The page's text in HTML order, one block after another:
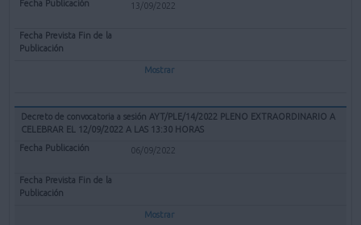
13/09/2022
Mostrar
Decreto de convocatoria a sesión AYT/PLE/14/2022 PLENO EXTRAORDINARIO A
CELEBRAR EL 12/09/2022 A LAS 13:30 HORAS
06/09/2022
Mostrar